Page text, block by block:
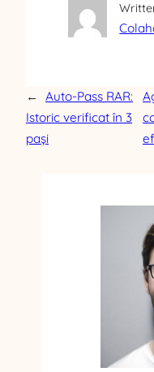
←
Auto-Pass RAR:
Istoric verificat în 3
pași